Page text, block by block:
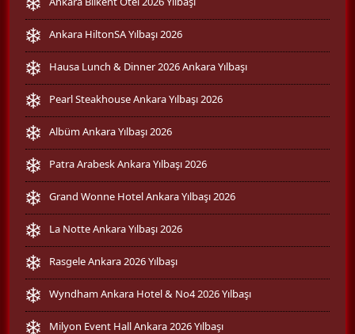
Ankara HiltonSA Yılbaşı 2026
Hausa Lunch & Dinner 2026 Ankara Yılbaşı
Pearl Steakhouse Ankara Yılbaşı 2026
Albüm Ankara Yılbaşı 2026
Patra Arabesk Ankara Yılbaşı 2026
Grand Wonne Hotel Ankara Yılbaşı 2026
La Notte Ankara Yılbaşı 2026
Rasgele Ankara 2026 Yılbaşı
Wyndham Ankara Hotel & No4 2026 Yılbaşı
Milyon Event Hall Ankara 2026 Yılbaşı